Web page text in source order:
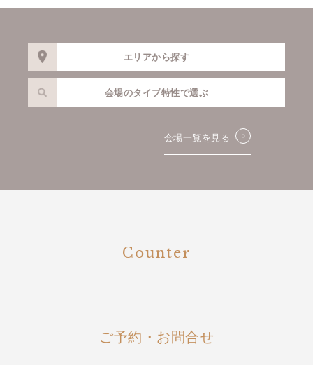
エリアから探す
会場のタイプ特性で選ぶ
会場一覧を見る
Counter
ご予約・お問合せ